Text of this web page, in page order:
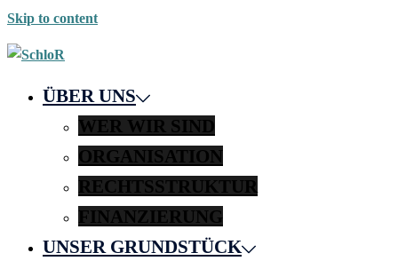
Skip to content
ÜBER UNS
WER WIR SIND
ORGANISATION
RECHTSSTRUKTUR
FINANZIERUNG
UNSER GRUNDSTÜCK